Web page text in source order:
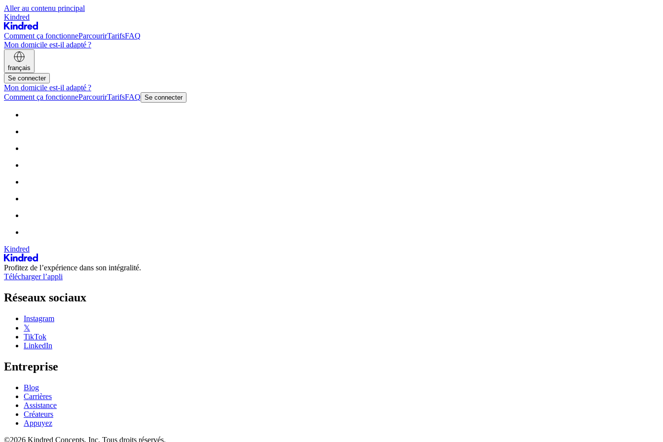
Aller au contenu principal
Kindred
Comment ça fonctionneParcourirTarifsFAQ
Mon domicile est-il adapté ?
français
Se connecter
Mon domicile est-il adapté ?
Comment ça fonctionneParcourirTarifsFAQ Se connecter
Kindred
Profitez de l’expérience dans son intégralité.
Télécharger l’appli
Réseaux sociaux
Instagram
𝕏
TikTok
LinkedIn
Entreprise
Blog
Carrières
Assistance
Créateurs
Appuyez
©2026 Kindred Concepts, Inc. Tous droits réservés.